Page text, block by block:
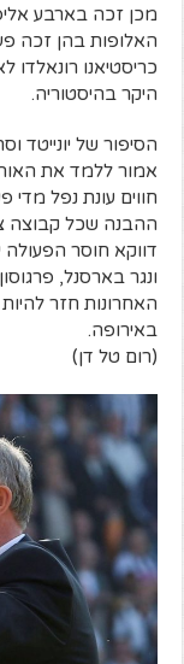
מכן זכה בארבע
האלופות בהן זכה
כריסטיאנו
היקר בהיסטוריה.
הסיפור של יונייטד
אמור ללמד את
חווים עונת נפל
ההבנה שכל קבוצה
דווקא חוסר הפעולה
ונגר בארסנל,
האחרונות חזר להיות
באירופה.
(רום טל דן)